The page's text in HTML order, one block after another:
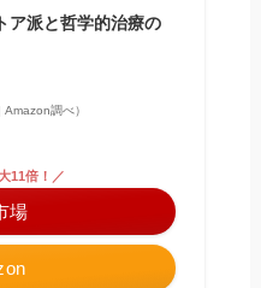
ア派と哲学的治療の
調べ）
11倍！／
場